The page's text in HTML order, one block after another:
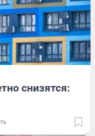
снизятся: